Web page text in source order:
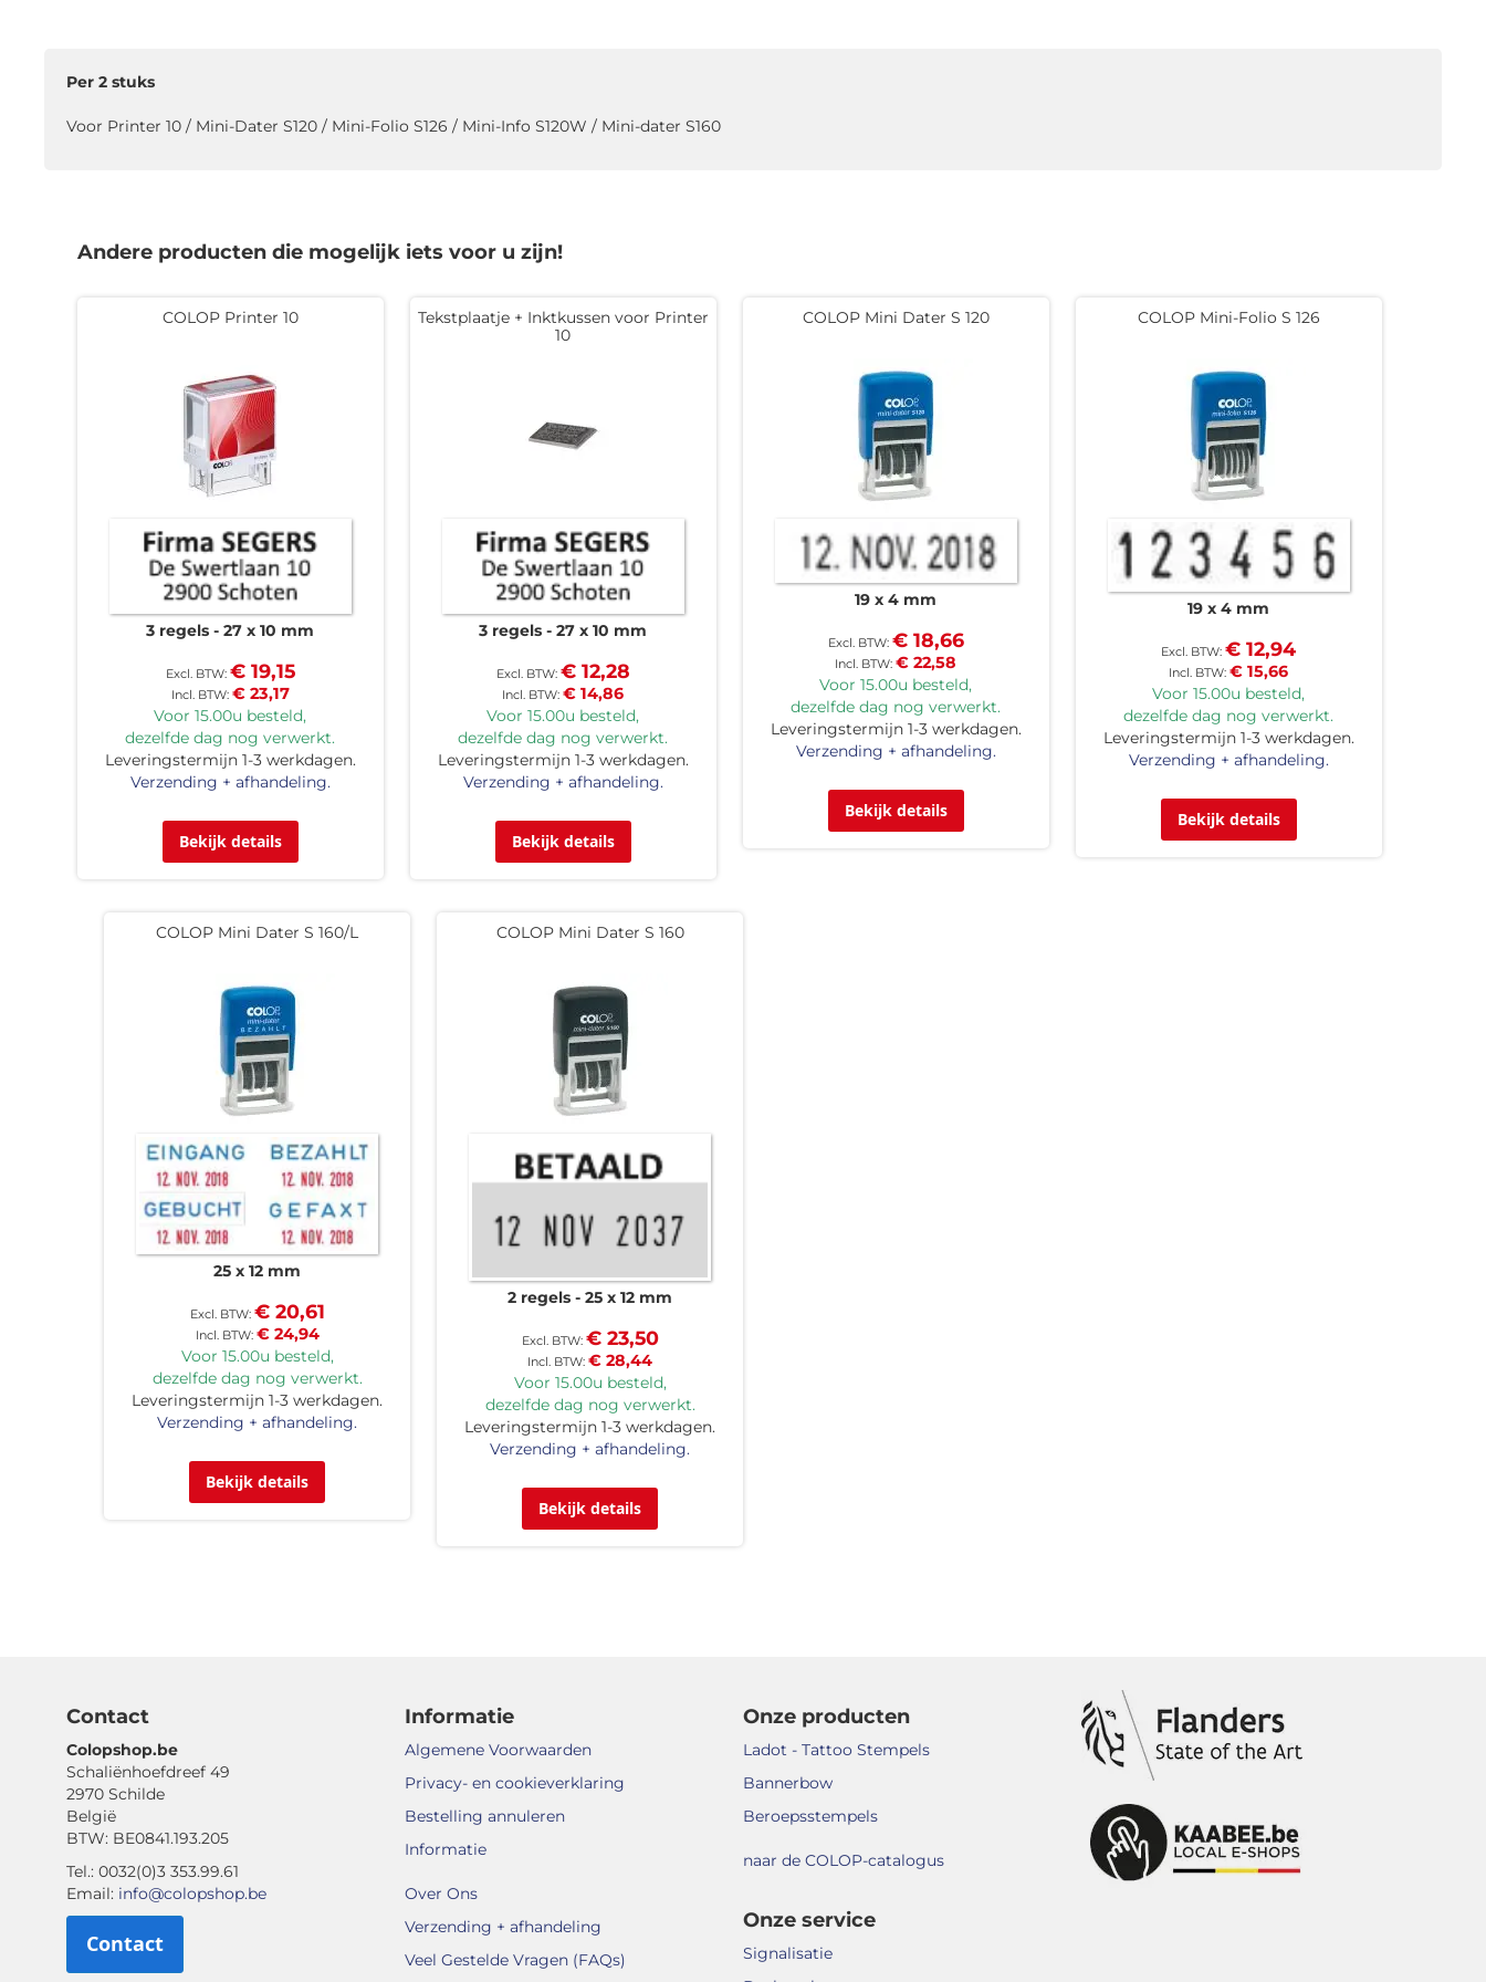
van
afbeeldingen-
Per 2 stuks
Voor Printer 10 / Mini-Dater S120 / Mini-Folio S126 / Mini-Info S120W / Mini-dater S160
Andere producten die mogelijk iets voor u zijn!
COLOP Printer 10
3 regels 27 x 10 mm
€ 23,17
€ 19,15
Voor 15.00u besteld,
dezelfde dag nog verwerkt.
Leveringstermijn 1-3 werkdagen.
Verzending + afhandeling.
Bekijk details
Tekstplaatje + Inktkussen voor Printer
10
3 regels 27 x 10 mm
€ 14,86
€ 12,28
Voor 15.00u besteld,
dezelfde dag nog verwerkt.
Leveringstermijn 1-3 werkdagen.
Verzending + afhandeling.
Bekijk details
COLOP Mini Dater S 120
19 x 4 mm
€ 22,58
€ 18,66
Voor 15.00u besteld,
dezelfde dag nog verwerkt.
Leveringstermijn 1-3 werkdagen.
Verzending + afhandeling.
Bekijk details
COLOP Mini-Folio S 126
19 x 4 mm
€ 15,66
€ 12,94
Voor 15.00u besteld,
dezelfde dag nog verwerkt.
Leveringstermijn 1-3 werkdagen.
Verzending + afhandeling.
Bekijk details
COLOP Mini Dater S 160/L
25 x 12 mm
€ 24,94
€ 20,61
Voor 15.00u besteld,
dezelfde dag nog verwerkt.
Leveringstermijn 1-3 werkdagen.
Verzending + afhandeling.
Bekijk details
COLOP Mini Dater S 160
2 regels 25 x 12 mm
€ 28,44
€ 23,50
Voor 15.00u besteld,
dezelfde dag nog verwerkt.
Leveringstermijn 1-3 werkdagen.
Verzending + afhandeling.
Bekijk details
Contact
Colopshop.be
Schaliënhoefdreef 49
2970 Schilde
België
BTW: BE0841.193.205
Tel.: 0032(0)3 353.99.61
Email: info@colopshop.be
Contact
Informatie
Algemene Voorwaarden
Privacy- en cookieverklaring
Bestelling annuleren
Informatie
Over Ons
Verzending + afhandeling
Veel Gestelde Vragen (FAQs)
Onze producten
Ladot - Tattoo Stempels
Bannerbow
Beroepsstempels
naar de COLOP-catalogus
Onze service
Signalisatie